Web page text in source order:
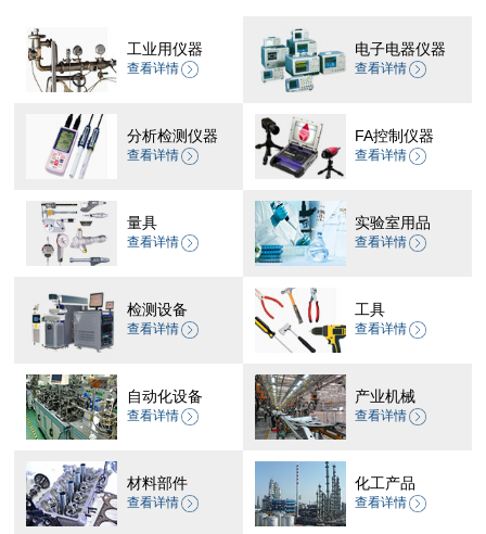
工业用仪器
查看详情
电子电器仪器
查看详情
分析检测仪器
查看详情
FA控制仪器
查看详情
量具
查看详情
实验室用品
查看详情
检测设备
查看详情
工具
查看详情
自动化设备
查看详情
产业机械
查看详情
材料部件
查看详情
化工产品
查看详情